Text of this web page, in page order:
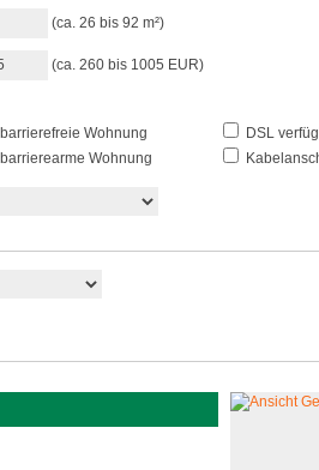
(ca. 26 bis 92 m²)
(ca. 260 bis 1005 EUR)
barrierefreie Wohnung
DSL
barrierearme Wohnung